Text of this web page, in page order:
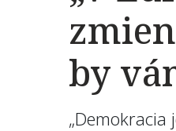
by